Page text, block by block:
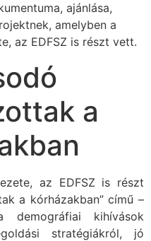
ajánlása,
amelyben a
az EDFSZ is részt vett.
a
az EDFSZ is részt
a kórházakban” című –
demográfiai kihívások
stratégiákról, jó